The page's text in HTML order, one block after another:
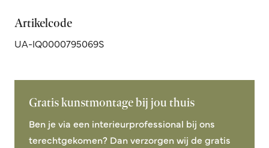
Artikelcode
UA-IQ0000795069S
Gratis kunstmontage bij jou thuis
Ben je via een interieurprofessional bij ons
terechtgekomen? Dan verzorgen wij de gratis